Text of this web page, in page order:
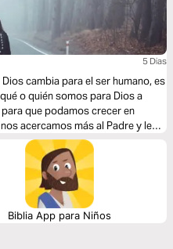
5 Dias
cambia para el ser humano, es
o quién somos para Dios a
que podamos crecer en
acercamos más al Padre y le
somos para Él también.
Biblia App para Niños